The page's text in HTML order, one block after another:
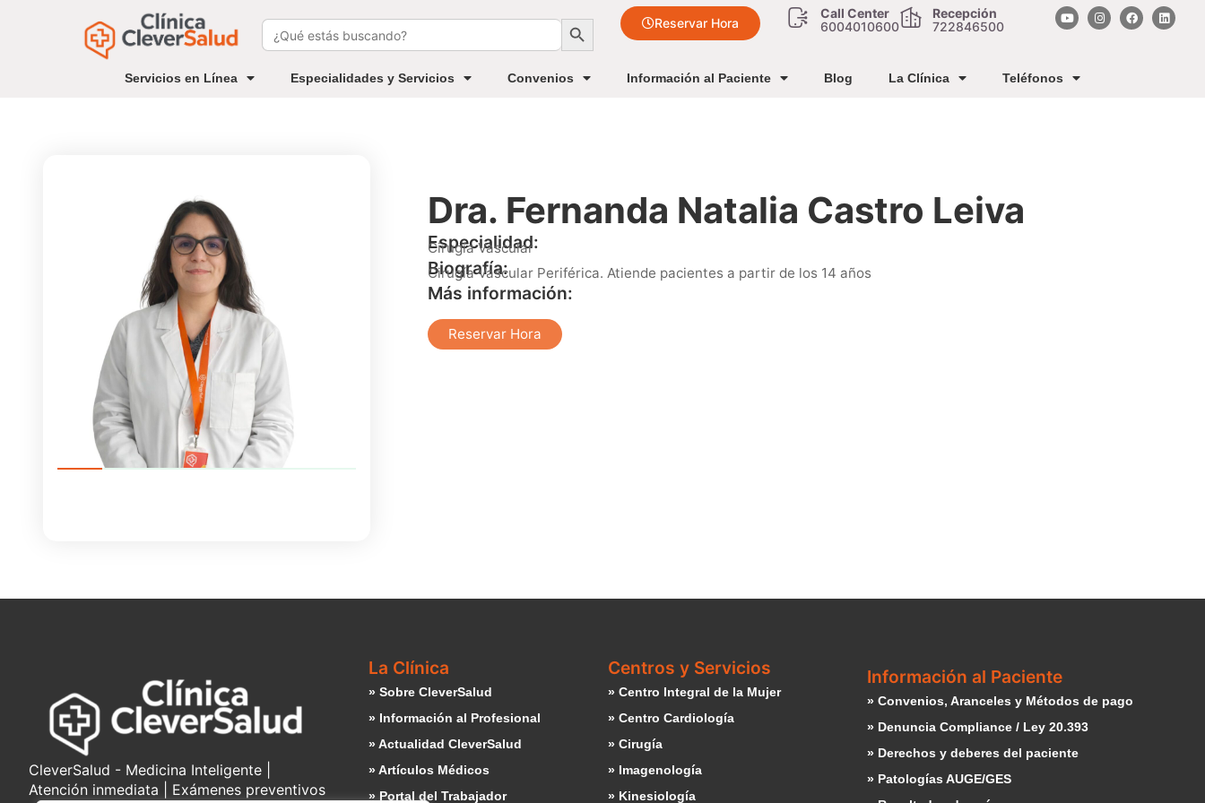
Buscar: Botón de búsquedaReservar Hora
Call Center
6004010600
Recepción
722846500
Servicios en Línea Especialidades y Servicios Convenios Información al Paciente Blog La Clínica Teléfonos
Dra. Fernanda Natalia Castro Leiva
Especialidad:
Cirugía Vascular
Biografía:
Cirugía Vascular Periférica. Atiende pacientes a partir de los 14 años
Más información:
Reservar Hora
CleverSalud - Medicina Inteligente |
Atención inmediata | Exámenes preventivos
La Clínica
» Sobre CleverSalud
» Información al Profesional
» Actualidad CleverSalud
» Artículos Médicos
» Portal del Trabajador
Centros y Servicios
» Centro Integral de la Mujer
» Centro Cardiología
» Cirugía
» Imagenología
» Kinesiología
Información al Paciente
» Convenios, Aranceles y Métodos de pago
» Denuncia Compliance / Ley 20.393
» Derechos y deberes del paciente
» Patologías AUGE/GES